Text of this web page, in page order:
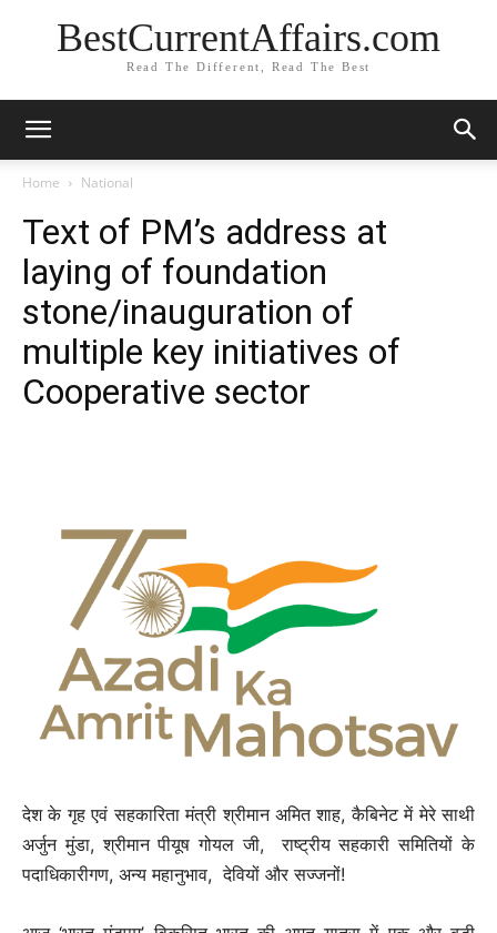
BestCurrentAffairs.com
Read The Different, Read The Best
Home National
Text of PM’s address at
laying of foundation
stone/inauguration of
multiple key initiatives of
Cooperative sector
देश के गृह एवं सहकारिता मंत्री श्रीमान अमित शाह, कैबिनेट में मेरे साथी
अर्जुन मुंडा, श्रीमान पीयूष गोयल जी, राष्ट्रीय सहकारी समितियों के
पदाधिकारीगण, अन्य महानुभाव, देवियों और सज्जनों!